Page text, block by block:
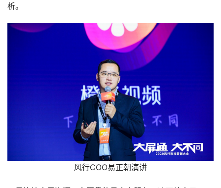
析。
风行COO易正朝演讲